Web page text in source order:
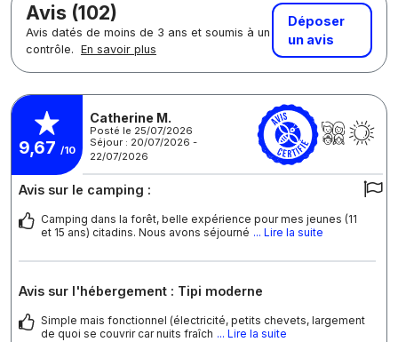
Avis (102)
Avis datés de moins de 3 ans et soumis à un
contrôle. En savoir plus
Déposer
un avis
9,67 /10
Catherine M.
Posté le 25/07/2026
Séjour : 20/07/2026 -
22/07/2026
Avis sur le camping :
Camping dans la forêt, belle expérience pour mes jeunes (11
et 15 ans) citadins. Nous avons séjourné ... Lire la suite
Avis sur l'hébergement : Tipi moderne
Simple mais fonctionnel (électricité, petits chevets, largement
de quoi se couvrir car nuits fraîch ... Lire la suite